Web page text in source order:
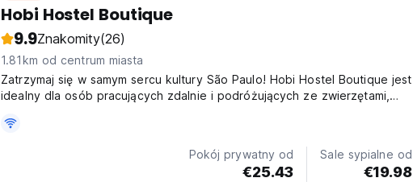
Hobi Hostel Boutique
9.9Znakomity(26)
1.81km od centrum miasta
Zatrzymaj się w samym sercu kultury São Paulo! Hobi Hostel Boutique jest
idealny dla osób pracujących zdalnie i podróżujących ze zwierzętami,
original language)
Pokój prywatny od
€25.43
Sale sypialne od
€19.98